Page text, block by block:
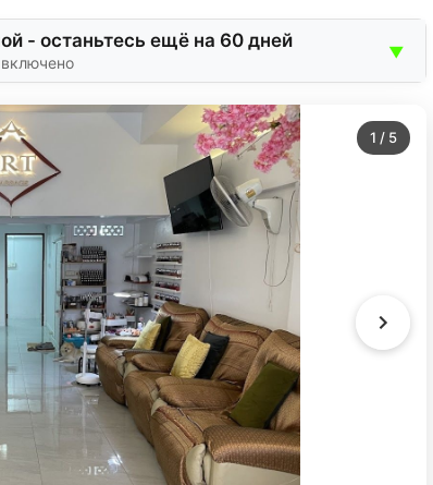
- останьтесь ещё на 60 дней ▼
1 / 5